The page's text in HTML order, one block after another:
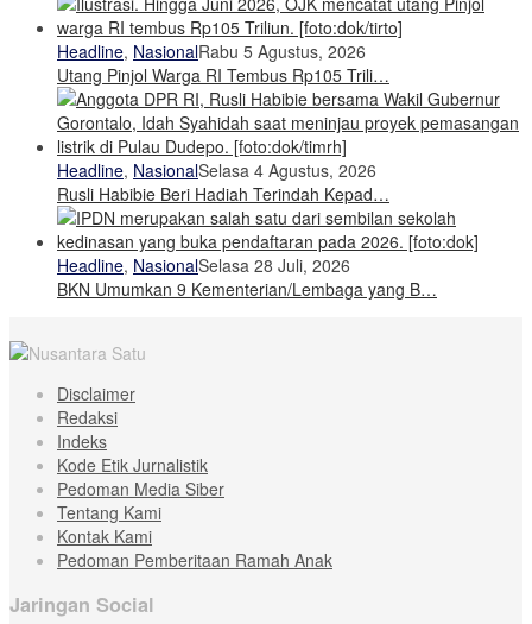
Headline, NasionalRabu 5 Agustus, 2026
Utang Pinjol Warga RI Tembus Rp105 Trili…
Headline, NasionalSelasa 4 Agustus, 2026
Rusli Habibie Beri Hadiah Terindah Kepad…
Headline, NasionalSelasa 28 Juli, 2026
BKN Umumkan 9 Kementerian/Lembaga yang B…
Disclaimer
Redaksi
Indeks
Kode Etik Jurnalistik
Pedoman Media Siber
Tentang Kami
Kontak Kami
Pedoman Pemberitaan Ramah Anak
Jaringan Social